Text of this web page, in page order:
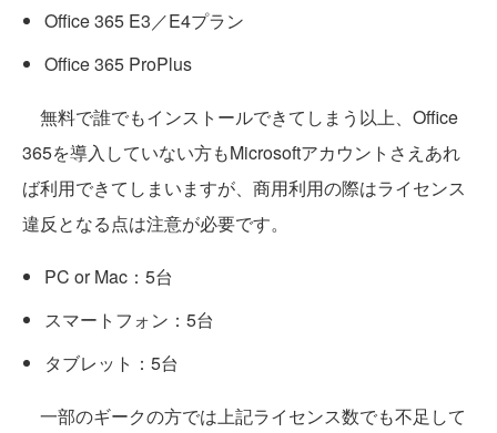
Office 365 E3／E4プラン
Office 365 ProPlus
無料で誰でもインストールできてしまう以上、Office
365を導入していない方もMicrosoftアカウントさえあれ
ば利用できてしまいますが、商用利用の際はライセンス
違反となる点は注意が必要です。
PC or Mac：5台
スマートフォン：5台
タブレット：5台
一部のギークの方では上記ライセンス数でも不足して